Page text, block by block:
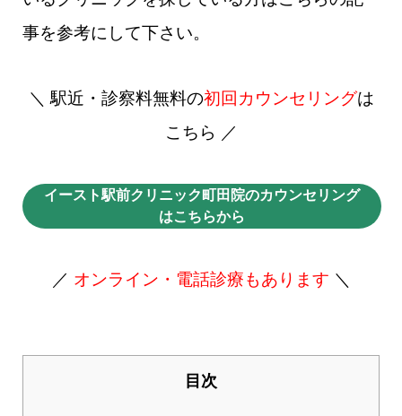
事を参考にして下さい。
＼ 駅近・診察料無料の初回カウンセリングは
こちら ／
イースト駅前クリニック町田院のカウンセリング
はこちらから
／ オンライン・電話診療もあります ＼
目次